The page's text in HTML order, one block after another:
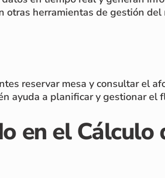
otras herramientas de gestión
reservar mesa y consultar el
ayuda a planificar y gestionar el
en el